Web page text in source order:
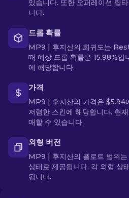
있습니다. 또한 오퍼레이션 립
니다.
드롭 확률
MP9 | 후지산의 희귀도는
때 예상 드롭 확률은 15.98%입
에 해당합니다.
가격
MP9 | 후지산의 가격은 $5.94
저렴한 스킨에 해당합니다. 현
매할 수 있습니다.
외형 버전
MP9 | 후지산의 플로트 범위
상태로 제공됩니다. 각 외형
됩니다.